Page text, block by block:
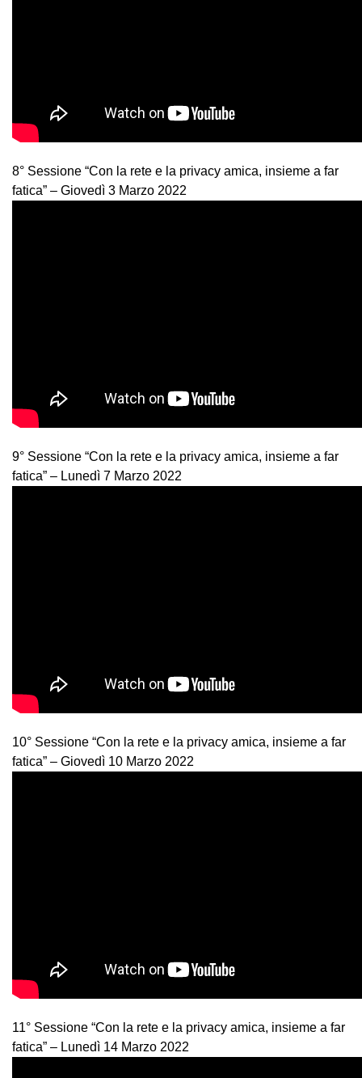
8° Sessione “Con la rete e la privacy amica, insieme a far
fatica” – Giovedì 3 Marzo 2022
9° Sessione “Con la rete e la privacy amica, insieme a far
fatica” – Lunedì 7 Marzo 2022
10° Sessione “Con la rete e la privacy amica, insieme a far
fatica” – Giovedì 10 Marzo 2022
11° Sessione “Con la rete e la privacy amica, insieme a far
fatica” – Lunedì 14 Marzo 2022